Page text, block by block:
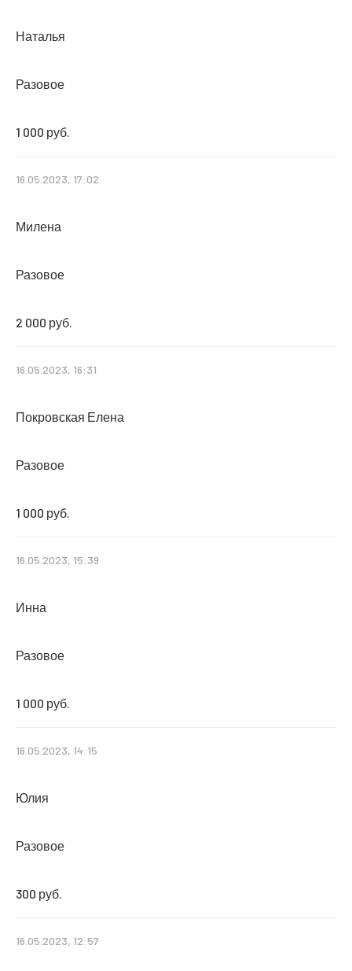
Наталья
Разовое
1 000 руб.
16.05.2023, 17:02
Милена
Разовое
2 000 руб.
16.05.2023, 16:31
Покровская Елена
Разовое
1 000 руб.
16.05.2023, 15:39
Инна
Разовое
1 000 руб.
16.05.2023, 14:15
Юлия
Разовое
300 руб.
16.05.2023, 12:57